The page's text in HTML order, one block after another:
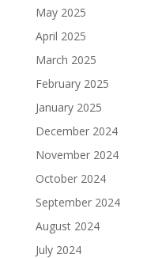
May 2025
April 2025
March 2025
February 2025
January 2025
December 2024
November 2024
October 2024
September 2024
August 2024
July 2024